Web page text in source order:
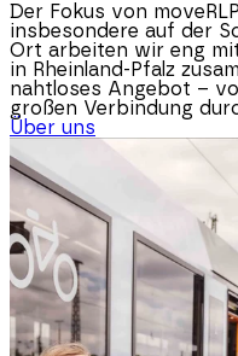
Der Fokus von
insbesondere auf der
Ort arbeiten wir eng
in Rheinland-Pfalz
nahtloses Angebot –
großen Verbindung
Über uns